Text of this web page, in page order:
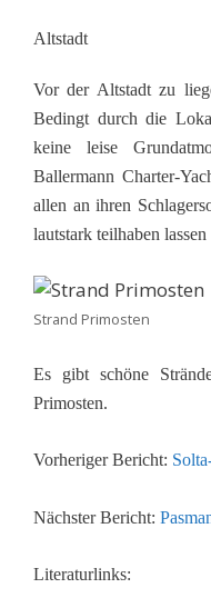
Altstadt
Vor der Altstadt zu
Bedingt durch die
keine leise
Ballermann Charter-
allen an ihren
lautstark teilhaben lassen
Strand Primosten
Es gibt schöne
Primosten.
Vorheriger Bericht:
Nächster Bericht:
Literaturlinks: